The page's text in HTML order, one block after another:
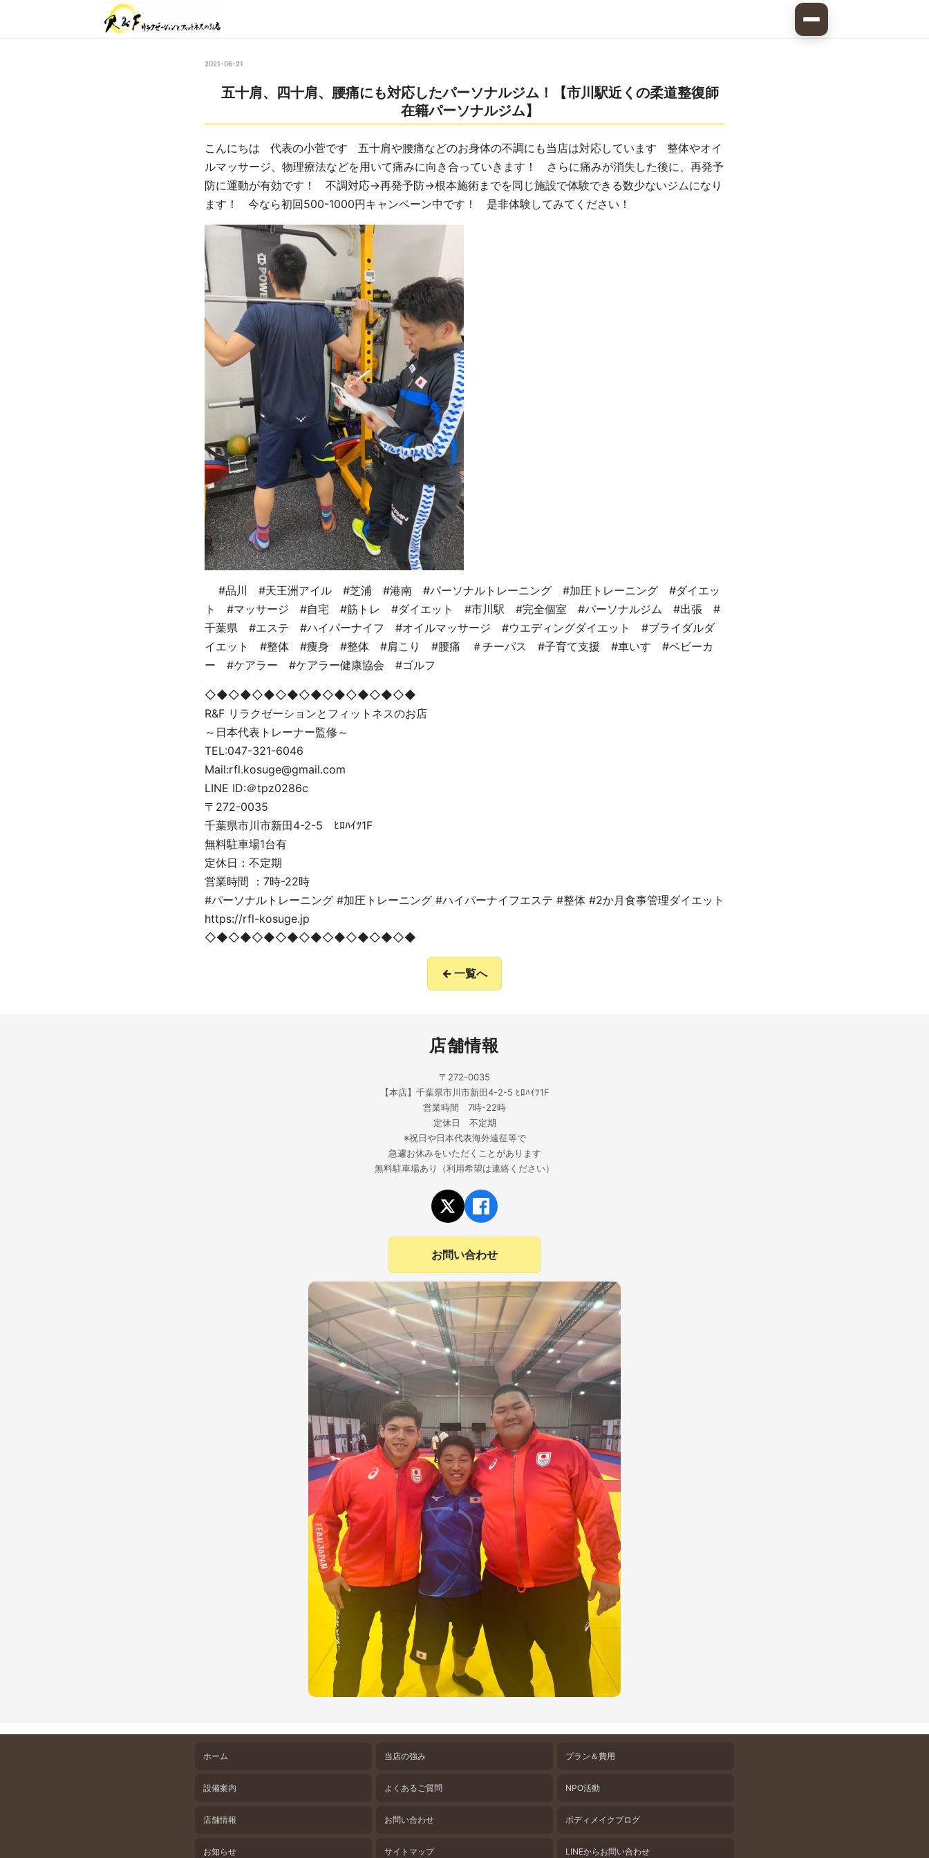
2021-06-21
五十肩、四十肩、腰痛にも対応したパーソナルジム！【市川駅近くの柔道整復師
在籍パーソナルジム】
こんにちは 代表の小菅です 五十肩や腰痛などのお身体の不調にも当店は対応しています 整体やオイ
ルマッサージ、物理療法などを用いて痛みに向き合っていきます！ さらに痛みが消失した後に、再発予
防に運動が有効です！ 不調対応→再発予防→根本施術までを同じ施設で体験できる数少ないジムになり
ます！ 今なら初回500-1000円キャンペーン中です！ 是非体験してみてください！
#品川 #天王洲アイル #芝浦 #港南 #パーソナルトレーニング #加圧トレーニング #ダイエッ
ト #マッサージ #自宅 #筋トレ #ダイエット #市川駅 #完全個室 #パーソナルジム #出張 #
千葉県 #エステ #ハイパーナイフ #オイルマッサージ #ウエディングダイエット #ブライダルダ
イエット #整体 #痩身 #整体 #肩こり #腰痛 ＃チーパス #子育て支援 #車いす #ベビーカ
ー #ケアラー #ケアラー健康協会 #ゴルフ
◇◆◇◆◇◆◇◆◇◆◇◆◇◆◇◆◇◆
R&F リラクゼーションとフィットネスのお店
～日本代表トレーナー監修～
TEL:047-321-6046
Mail:rfl.kosuge@gmail.com
LINE ID:＠tpz0286c
〒272-0035
千葉県市川市新田4-2-5 ﾋﾛﾊｲﾂ1F
無料駐車場1台有
定休日：不定期
営業時間 ：7時-22時
#パーソナルトレーニング #加圧トレーニング #ハイパーナイフエステ #整体 #2か月食事管理ダイエット
https://rfl-kosuge.jp
◇◆◇◆◇◆◇◆◇◆◇◆◇◆◇◆◇◆
← 一覧へ
店舗情報
〒272-0035
【本店】千葉県市川市新田4-2-5 ﾋﾛﾊｲﾂ1F
営業時間 7時-22時
定休日 不定期
※祝日や日本代表海外遠征等で
急遽お休みをいただくことがあります
無料駐車場あり（利用希望は連絡ください）
お問い合わせ
ホーム 当店の強み プラン＆費用
設備案内 よくあるご質問 NPO活動
店舗情報 お問い合わせ ボディメイクブログ
お知らせ サイトマップ LINEからお問い合わせ